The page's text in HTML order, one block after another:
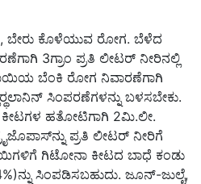
ಬೇರು ಕೊಳೆಯುವ ರೋಗ. ಬೆಳೆದ
3ಗ್ರಾಂ ಪ್ರತಿ ಲೀಟರ್ ನೀರಿನಲ್ಲಿ
ಬೆಂಕಿ ರೋಗ ನಿವಾರಣೆಗಾಗಿ
ಸಿಂಪರಣೆಗಳನ್ನು ಬಳಸಬೇಕು.
ಕೀಟಗಳ ಹತೋಟಿಗಾಗಿ 2ಮಿ.ಲೀ.
ಪ್ರತಿ ಲೀಟರ್ ನೀರಿಗೆ
ಗಿಟೋನಾ ಕೀಟದ ಬಾಧೆ ಕಂಡು
ಸಿಂಪಡಿಸಬಹುದು. ಜೂನ್-ಜುಲೈ,